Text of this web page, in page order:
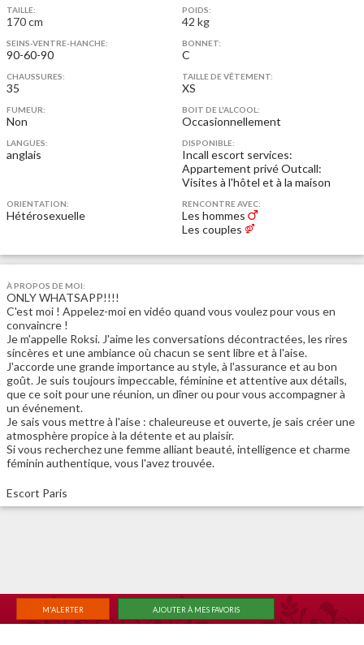
M'ALERTER AJOUTER À MES FAVORIS
TAILLE:
170 cm
POIDS:
42 kg
SEINS-VENTRE-HANCHE:
90-60-90
BONNET:
C
CHAUSSURES:
35
TAILLE DE VÊTEMENT:
XS
FUMEUR:
Non
BOIT DE L'ALCOOL:
Occasionnellement
LANGUES:
anglais
DISPONIBLE:
Incall escort services:
Appartement privéOutcall:
Visites à l'hôtel et à la maison
ORIENTATION:
Hétérosexuelle
RENCONTRE AVEC:
Les hommes
Les couples
À PROPOS DE MOI:
ONLY WHATSAPP!!!!
C'est moi ! Appelez-moi en vidéo quand vous voulez pour vous en
convaincre !
Je m'appelle Roksi. J'aime les conversations décontractées, les rires
sincères et une ambiance où chacun se sent libre et à l'aise.
J'accorde une grande importance au style, à l'assurance et au bon
goût. Je suis toujours impeccable, féminine et attentive aux détails,
que ce soit pour une réunion, un dîner ou pour vous accompagner à
un événement.
Je sais vous mettre à l'aise : chaleureuse et ouverte, je sais créer une
atmosphère propice à la détente et au plaisir.
Si vous recherchez une femme alliant beauté, intelligence et charme
féminin authentique, vous l'avez trouvée.
Escort Paris